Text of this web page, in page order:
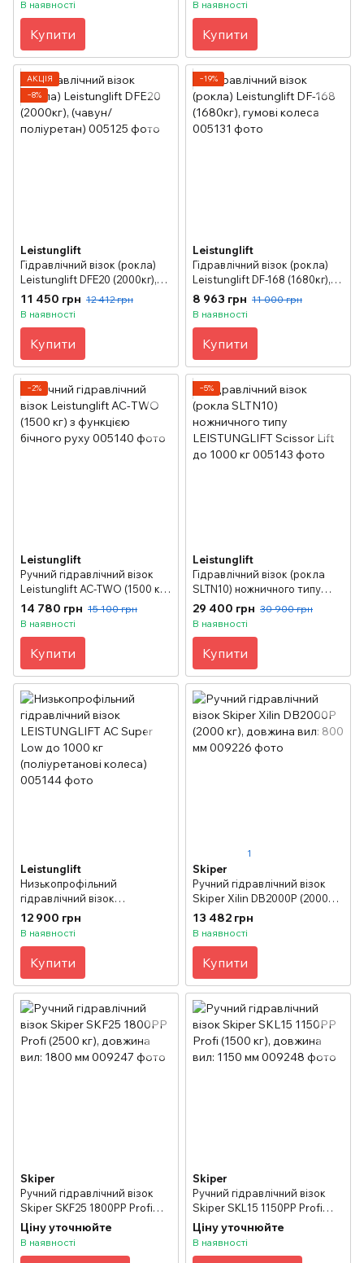
В наявності
Купити
В наявності
Купити
АКЦІЯ
−8%
Leistunglift
Гідравлічний візок (рокла)
Leistunglift DFE20 (2000кг),
(чавун/поліуретан)
11 450 грн 12 412 грн
В наявності
Купити
−19%
Leistunglift
Гідравлічний візок (рокла)
Leistunglift DF-168 (1680кг),
гумові колеса
8 963 грн 11 000 грн
В наявності
Купити
−2%
Leistunglift
Ручний гідравлічний візок
Leistunglift АС-TWO (1500 кг)
з функцією бічного руху
14 780 грн 15 100 грн
В наявності
Купити
−5%
Leistunglift
Гідравлічний візок (рокла
SLTN10) ножничного типу
LEISTUNGLIFT Scissor Lift до
1000 кг
29 400 грн 30 900 грн
В наявності
Купити
Leistunglift
Низькопрофільний
гідравлічний візок
LEISTUNGLIFT AC Super Low
до 1000 кг (поліуретанові
12 900 грн
В наявності
Купити
1
Skiper
Ручний гідравлічний візок
Skiper Xilin DB2000P (2000
кг), довжина вил: 800 мм
13 482 грн
В наявності
Купити
Skiper
Ручний гідравлічний візок
Skiper SKF25 1800PP Profi
(2500 кг), довжина вил: 1800
мм
Ціну уточнюйте
В наявності
Skiper
Ручний гідравлічний візок
Skiper SKL15 1150PP Profi
(1500 кг), довжина вил: 1150
мм
Ціну уточнюйте
В наявності